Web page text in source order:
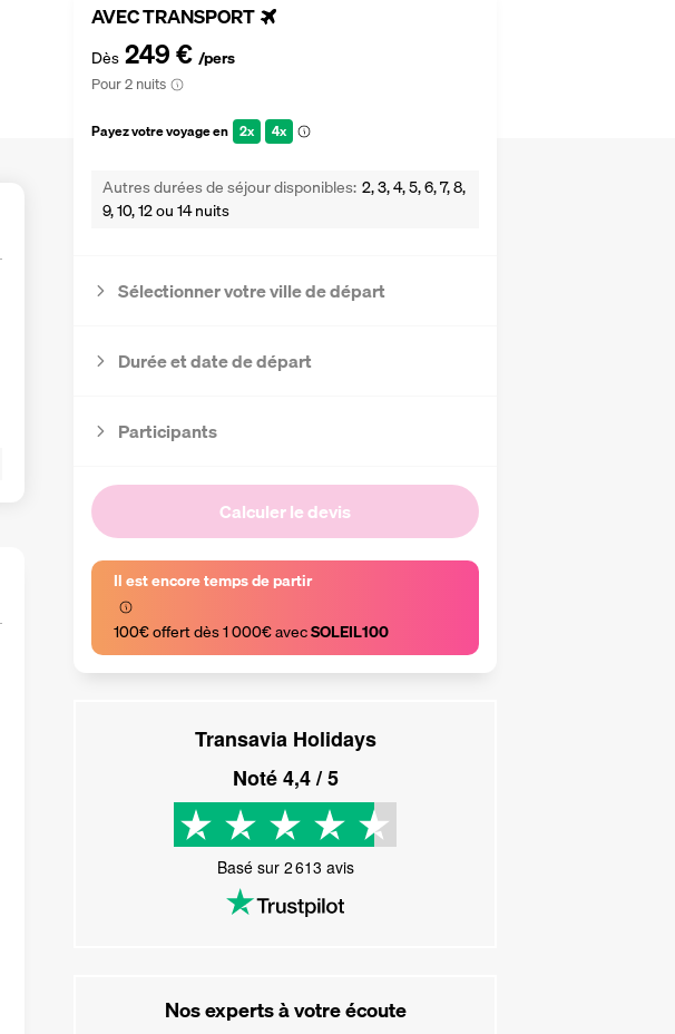
AVEC TRANSPORT
Dès 249 € /pers
Pour 2 nuits
Payez votre voyage en 2x 4x
Autres durées de séjour disponibles 2, 3, 4, 5, 6, 7, 8,
9, 10, 12 ou 14 nuits
Sélectionner votre ville de départ
Durée et date de départ
Participants
Calculer le devis
Il est encore temps de partir
100€ offert dès 1 000€ avec SOLEIL100
Transavia Holidays
Noté4,4/ 5
Basé sur 2 613 avis
Nos experts à votre écoute